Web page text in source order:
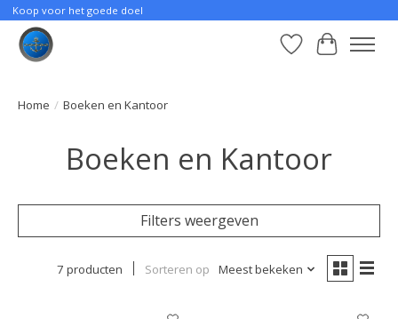
Koop voor het goede doel
Verlanglijst
Home / Boeken en Kantoor
Boeken en Kantoor
Filters weergeven
7 producten Sorteren op Meest bekeken